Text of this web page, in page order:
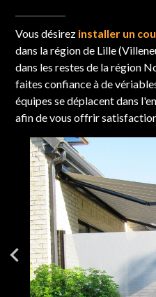
Vous désirez installer un
dans la région de Lille
dans les restes de la région
faites confiance à de
équipes se déplacent dans
afin de vous offrir